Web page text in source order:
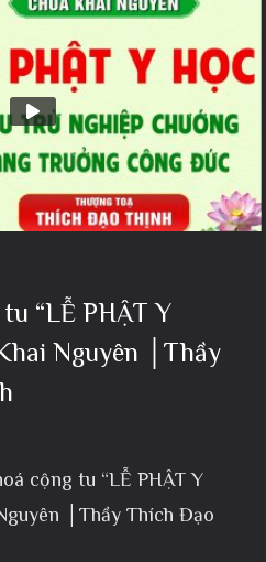
“LỄ PHẬT Y
Nguyên │Thầy
cộng tu “LỄ PHẬT Y
│Thầy Thích Đạo